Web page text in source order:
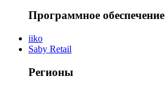
Программное обеспечение
iiko
Saby Retail
Регионы